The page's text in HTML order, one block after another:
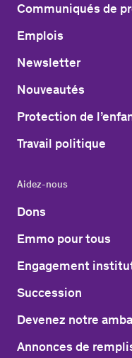
Communiqués de
Emplois
Newsletter
Nouveautés
Protection de
Travail politique
Aidez-nous
Dons
Emmo pour tous
Engagement
Succession
Devenez notre
Annonces de